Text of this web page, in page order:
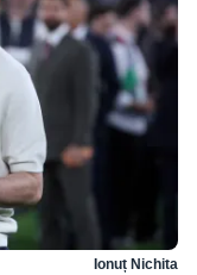
Ionuț Nichita